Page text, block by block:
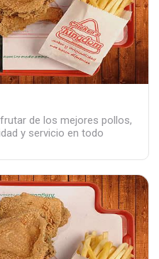
de los mejores pollos,
y servicio en todo